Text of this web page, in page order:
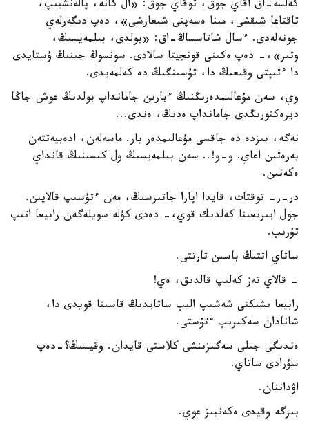
كەلسە-اق اقاي جوق، توقاي جوق: «ال كانە، پالەنشيىپ،
تاقتاعا شىقشى، مىنا ەسەپتى شىعارشى»، دەپ دىگەرلەي
جونەلەدى. ءسال شاتاسساڭ-اق: «بولدى، بىلمەيسىڭ،
وتىر»،- دەپ ەكىنى قونجيتا سالادى. سونسوڭ جىنىڭ ۇستايدى
دا ءتىپتى وقىعىڭ دا، تۇسىنگىڭ دە كەلمەيدى.
وي، سەن مۇعالىمدەرىڭنىڭ ءبارىن جامانداپ بولدىڭ عوش جاڭا
ديرەكتورىڭدى جامانداپ ەدىڭ، ەندى...
نەگە، بىزدە دە جاقسى مۇعالىمدەر بار. ماسەلەن، ادەبيەتتەن
بەرەتىن اعاي. و-و!.. سەن بىلمەيسىڭ ول كىسىنىڭ قانداي
ەكەنىن.
در-ر- توقتات، قايدا اپارا جاتىرسىڭ، مەن ءتۇسىپ قالايىن.
جول ايىرىعىنا كەلدىك قوي،- دەدى كۇلە سويلەگەن رابيعا اتىپ
تۇرىپ.
ساتاي اتتىڭ باسىن تارتتى.
- قالاي تەز كەلىپ قالدىق، ەي!
رابيعا ىشىكتى شەشىپ الىپ ساتايدىڭ قاسىنا قويدى دا،
شانادان سەكىرىپ ءتۇستى.
ەندىگى جىلى سەگىزىنشى كلاستى قايدان. وقيسىڭ؟-دەپ
سۇرادى ساتاي.
اۋداننان.
بىرگە وقيدى ەكەنبىز عوي.